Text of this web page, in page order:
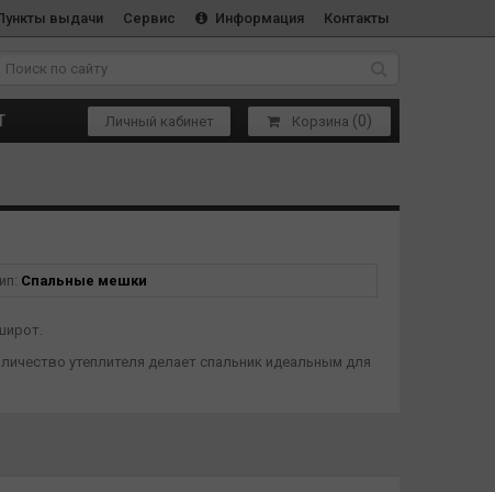
выдачи Сервис Информация Контакты
Личный кабинет Корзина (0)
Спальные мешки
утеплителя делает спальник идеальным для
случайным образом. Приближают фактуру и